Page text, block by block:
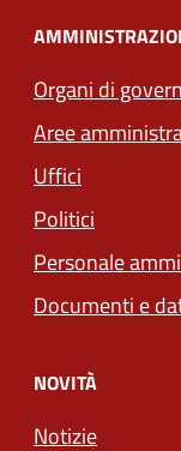
Organi di
Aree
Uffici
Politici
Personale
Documenti e
NOVITÀ
Notizie